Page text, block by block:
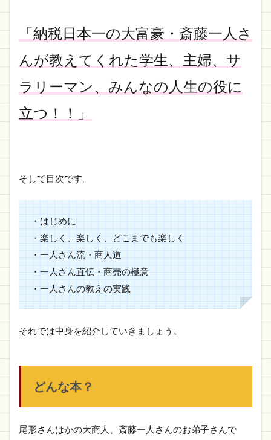
「納税日本一の大富豪・斎藤一人さ
んが教えてくれた学生、主婦、サ
ラリーマン、みんなの人生の役に
立つ！！」
そして目次です。
・はじめに
・楽しく、楽しく、どこまでも楽しく
・一人さん流・商人道
・一人さん直伝・商売の極意
・一人さんの教えの実践
それでは中身を紹介していきましょう。
どんな本？
尾形さんはかの大商人、斎藤一人さんのお弟子さんで